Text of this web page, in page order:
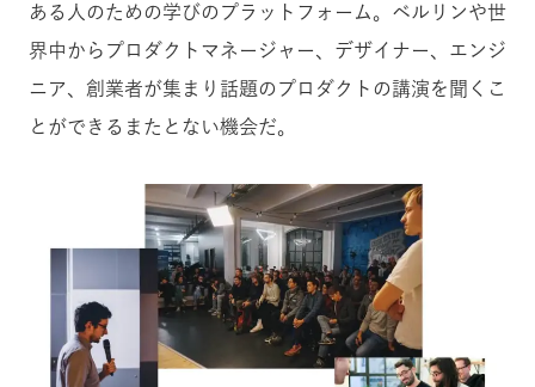
ある人のための学びのプラットフォーム。ベルリンや世
界中からプロダクトマネージャー、デザイナー、エンジ
ニア、創業者が集まり話題のプロダクトの講演を聞くこ
とができるまたとない機会だ。